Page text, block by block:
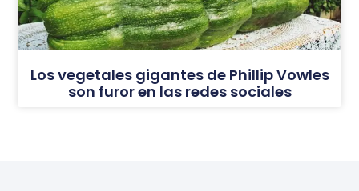
Los vegetales gigantes de Phillip Vowles
son furor en las redes sociales